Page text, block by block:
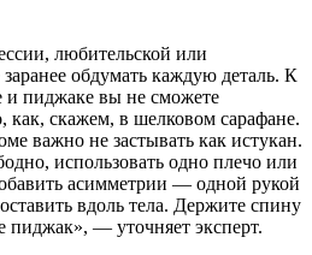
любительской или
обдумать каждую деталь. К
и пиджаке вы не сможете
как, скажем, в шелковом сарафане.
важно не застывать как истукан.
использовать одно плечо или
асимметрии — одной рукой
вдоль тела. Держите спину
пиджак», — уточняет эксперт.